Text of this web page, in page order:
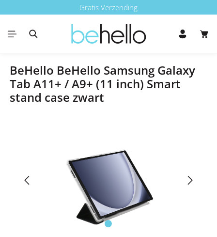
Ga naar de hoofdinhoudGratis Verzending
BeHello BeHello Samsung Galaxy
Tab A11+ / A9+ (11 inch) Smart
stand case zwart